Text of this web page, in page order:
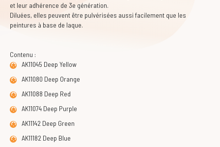
et leur adhérence de 3e génération.
Diluées, elles peuvent être pulvérisées aussi facilement que les
peintures à base de laque.
Contenu :
AK11045 Deep Yellow
AK11080 Deep Orange
AK11088 Deep Red
AK11074 Deep Purple
AK11142 Deep Green
AK11182 Deep Blue